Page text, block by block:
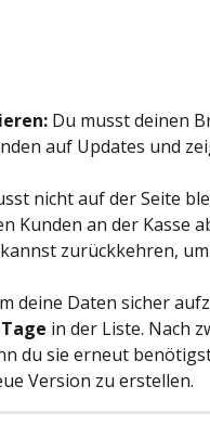
Du musst deinen
auf Updates und
nicht auf der Seite
Kunden an der Kasse
zurückkehren,
deine Daten sicher
in der Liste. Nach
du sie erneut
Version zu erstellen.